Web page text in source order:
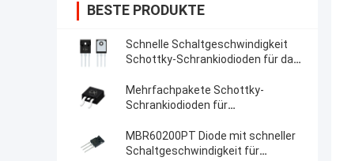
BESTE PRODUKTE
Schnelle Schaltgeschwindigkeit
Schottky-Schrankiodioden für das
Mehrfachpakete Schottky-
Schrankiodioden für
MBR60200PT Diode mit schneller
Schaltgeschwindigkeit für